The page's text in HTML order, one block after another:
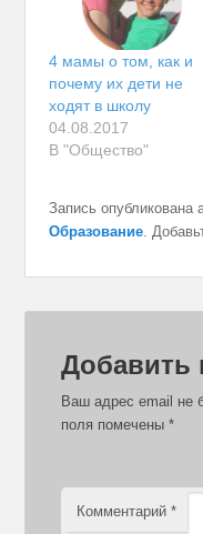
4 мамы о том, как и
почему их дети не
ходят в школу
04.08.2017
В "Общество"
Запись опубликована
Образование.
Добавить
Ваш адрес email не
поля помечены*
Комментарий*